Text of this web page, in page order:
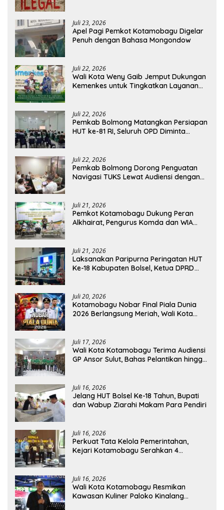
Juli 23, 2026
Apel Pagi Pemkot Kotamobagu Digelar
Penuh dengan Bahasa Mongondow
Juli 22, 2026
Wali Kota Weny Gaib Jemput Dukungan
Kemenkes untuk Tingkatkan Layanan
Juli 22, 2026
Pemkab Bolmong Matangkan Persiapan
HUT ke-81 RI, Seluruh OPD Diminta
Juli 22, 2026
Pemkab Bolmong Dorong Penguatan
Navigasi TUKS Lewat Audiensi dengan
Juli 21, 2026
Pemkot Kotamobagu Dukung Peran
Alkhairat, Pengurus Komda dan WIA
Juli 21, 2026
Laksanakan Paripurna Peringatan HUT
Ke-18 Kabupaten Bolsel, Ketua DPRD
Juli 20, 2026
Kotamobagu Nobar Final Piala Dunia
2026 Berlangsung Meriah, Wali Kota
Juli 17, 2026
Wali Kota Kotamobagu Terima Audiensi
GP Ansor Sulut, Bahas Pelantikan hingga
Juli 16, 2026
Jelang HUT Bolsel Ke-18 Tahun, Bupati
dan Wabup Ziarahi Makam Para Pendiri
Juli 16, 2026
Perkuat Tata Kelola Pemerintahan,
Kejari Kotamobagu Serahkan 4
Juli 16, 2026
Wali Kota Kotamobagu Resmikan
Kawasan Kuliner Paloko Kinalang